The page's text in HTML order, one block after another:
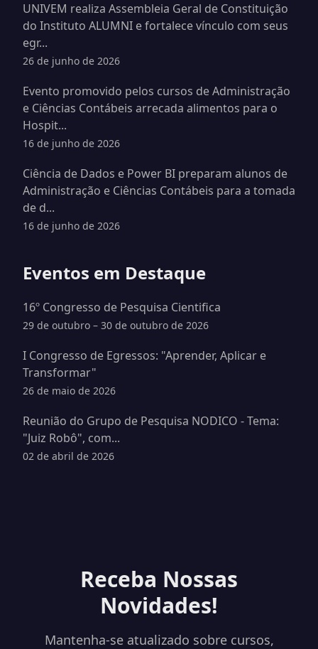
UNIVEM realiza Assembleia Geral de Constituição
do Instituto ALUMNI e fortalece vínculo com seus
egr...
26 de junho de 2026
Evento promovido pelos cursos de Administração
e Ciências Contábeis arrecada alimentos para o
Hospit...
16 de junho de 2026
Ciência de Dados e Power BI preparam alunos de
Administração e Ciências Contábeis para a tomada
de d...
16 de junho de 2026
Eventos em Destaque
16º Congresso de Pesquisa Cientifica
29 de outubro – 30 de outubro de 2026
I Congresso de Egressos: "Aprender, Aplicar e
Transformar"
26 de maio de 2026
Reunião do Grupo de Pesquisa NODICO - Tema:
"Juiz Robô", com...
02 de abril de 2026
Receba Nossas
Novidades!
Mantenha-se atualizado sobre cursos,